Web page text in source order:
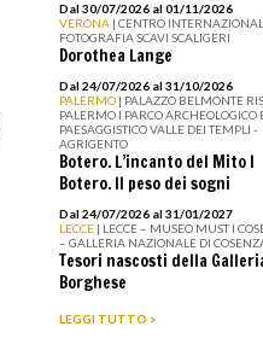
Dal 30/07/2026 al 01/11/2026
VERONA | CENTRO
FOTOGRAFIA SCAVI SCALIGERI
Dorothea Lange
Dal 24/07/2026 al 31/10/2026
PALERMO | PALAZZO BELMONTE
PALERMO I PARCO ARCHEOLOGICO
PAESAGGISTICO VALLE DEI TEMPLI -
AGRIGENTO
Botero. L’incanto del Mito I
Botero. Il peso dei sogni
Dal 24/07/2026 al 31/01/2027
LECCE | LECCE – MUSEO MUST I
– GALLERIA NAZIONALE DI
Tesori nascosti della
Borghese
LEGGI TUTTO >